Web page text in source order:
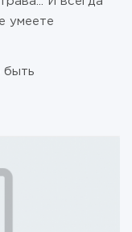
умеете
быть